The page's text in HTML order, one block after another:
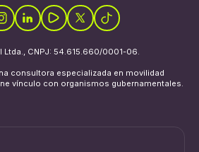
Ltda., CNPJ: 54.615.660/0001-06.
consultora especializada en movilidad
vínculo con organismos gubernamentales.